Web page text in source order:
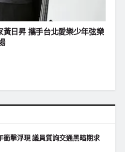
黃日昇 攜手台北愛樂少年弦樂
衝擊浮現 議員質詢交通黑暗期求